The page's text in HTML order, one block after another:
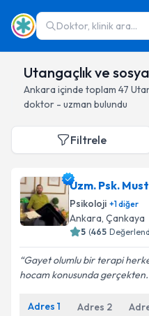
Doktor, klinik ara...
Utangaçlık ve
Ankara içinde toplam 47
doktor - uzman bulundu
Filtrele
Uzm. Psk.
Psikoloji +1diğer
Ankara, Çankaya
5 (465
Gayet olumlu bir terapi
hocam konusunda
Adres 1 Adres 2